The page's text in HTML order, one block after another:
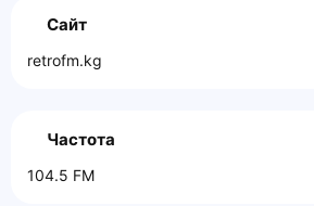
Сайт
retrofm.kg
Частота
104.5 FM